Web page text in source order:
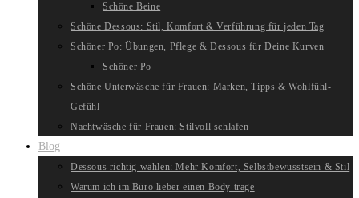
Schöne Beine
Schöne Dessous: Stil, Komfort & Verführung für jeden Tag
Schöner Po: Übungen, Pflege & Dessous für Deine Kurven
Schöner Po
Schöne Unterwäsche für Frauen: Marken, Tipps & Wohlfühl-
Gefühl
Nachtwäsche für Frauen: Stilvoll schlafen
Blog
Dessous richtig wählen: Mehr Komfort, Selbstbewusstsein & Stil
Warum ich im Büro lieber einen Body trage